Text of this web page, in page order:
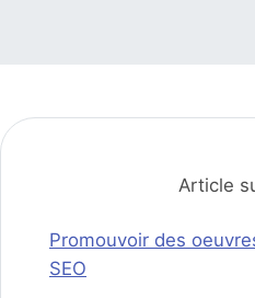
Article
Promouvoir des
SEO